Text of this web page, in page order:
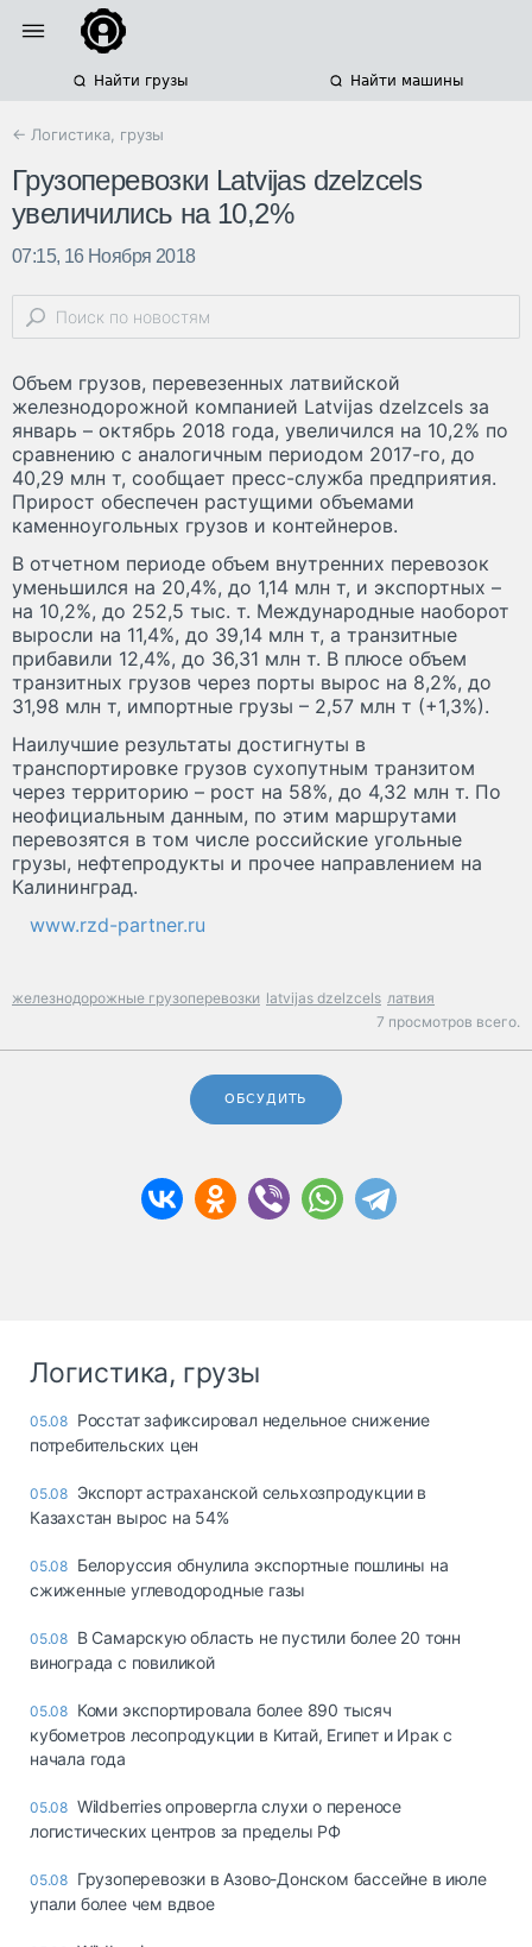
Найти грузы Найти машины
← Логистика, грузы
Грузоперевозки Latvijas dzelzcels
увеличились на 10,2%
07:15, 16 Ноября 2018
Объем грузов, перевезенных латвийской
железнодорожной компанией Latvijas dzelzcels за
январь – октябрь 2018 года, увеличился на 10,2% по
сравнению с аналогичным периодом 2017-го, до
40,29 млн т, сообщает пресс-служба предприятия.
Прирост обеспечен растущими объемами
каменноугольных грузов и контейнеров.
В отчетном периоде объем внутренних перевозок
уменьшился на 20,4%, до 1,14 млн т, и экспортных –
на 10,2%, до 252,5 тыс. т. Международные наоборот
выросли на 11,4%, до 39,14 млн т, а транзитные
прибавили 12,4%, до 36,31 млн т. В плюсе объем
транзитных грузов через порты вырос на 8,2%, до
31,98 млн т, импортные грузы – 2,57 млн т (+1,3%).
Наилучшие результаты достигнуты в
транспортировке грузов сухопутным транзитом
через территорию – рост на 58%, до 4,32 млн т. По
неофициальным данным, по этим маршрутами
перевозятся в том числе российские угольные
грузы, нефтепродукты и прочее направлением на
Калининград.
www.rzd-partner.ru
железнодорожные грузоперевозки latvijas dzelzcels латвия
7 просмотров всего.
ОБСУДИТЬ
Логистика, грузы
05.08 Росстат зафиксировал недельное снижение
потребительских цен
05.08 Экспорт астраханской сельхозпродукции в
Казахстан вырос на 54%
05.08 Белоруссия обнулила экспортные пошлины на
сжиженные углеводородные газы
05.08 В Самарскую область не пустили более 20 тонн
винограда с повиликой
05.08 Коми экспортировала более 890 тысяч
кубометров лесопродукции в Китай, Египет и Ирак с
начала года
05.08 Wildberries опровергла слухи о переносе
логистических центров за пределы РФ
05.08 Грузоперевозки в Азово-Донском бассейне в июле
упали более чем вдвое